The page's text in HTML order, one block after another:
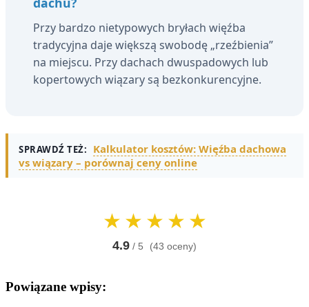
Przy bardzo nietypowych bryłach więźba
tradycyjna daje większą swobodę „rzeźbienia”
na miejscu. Przy dachach dwuspadowych lub
kopertowych wiązary są bezkonkurencyjne.
SPRAWDŹ TEŻ:
Kalkulator kosztów: Więźba dachowa
vs wiązary – porównaj ceny online
4.9 / 5 (43 oceny)
Powiązane wpisy: